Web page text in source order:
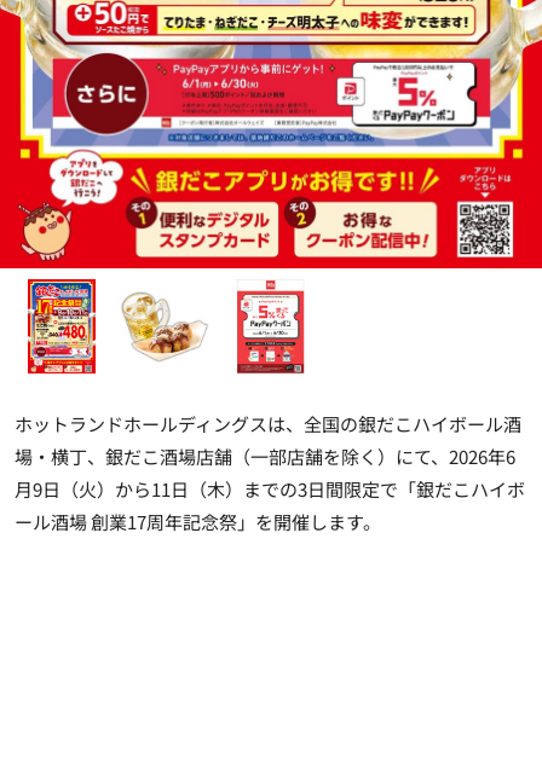
ホットランドホールディングスは、全国の銀だこハイボール酒
場・横丁、銀だこ酒場店舗（一部店舗を除く）にて、2026年6
月9日（火）から11日（木）までの3日間限定で「銀だこハイボ
ール酒場 創業17周年記念祭」を開催します。